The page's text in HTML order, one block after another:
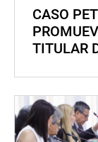
CASO
TITULAR